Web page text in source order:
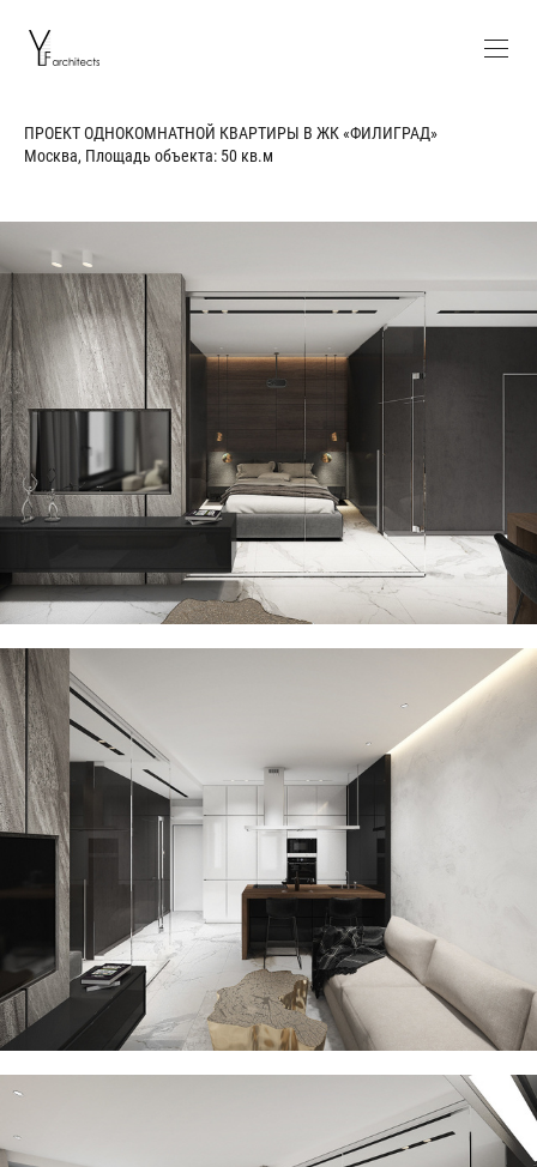
ПРОЕКТ ОДНОКОМНАТНОЙ КВАРТИРЫ В ЖК «ФИЛИГРАД»
Москва, Площадь объекта: 50 кв.м